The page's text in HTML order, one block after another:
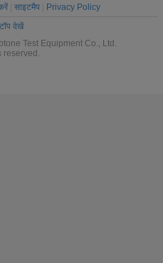
साइटमैप
Privacy Policy
देखें
Test Equipment Co., Ltd.
reserved.